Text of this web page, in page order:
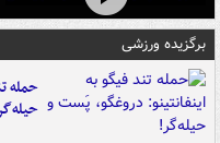
برگزیده ورزشی
حمله